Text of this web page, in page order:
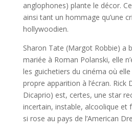
anglophones) plante le décor.
ainsi tant un hommage qu’une
hollywoodien.
Sharon Tate (Margot Robbie) a
mariée à Roman Polanski, elle
les guichetiers du cinéma où
propre apparition à l’écran. Rick
Dicaprio) est, certes, une star
incertain, instable, alcoolique et
si rose au pays de l’American